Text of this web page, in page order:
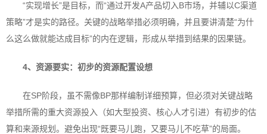
“实现增长”是目标，而“通过开发A产品切入B市场，并辅以C渠道
策略”才是实的路径。关键的战略举措必须明确，并且要讲清楚“为什
么这么做就能达成目标”的内在逻辑，形成从举措到结果的因果链。
4、 资源要实：初步的资源配置设想
在SP阶段，虽不需像BP那样编制详细预算，但必须对关键战略
举措所需的重大资源投入（如大型投资、核心人才引进）有初步的估
算和来源规划。避免出现“既要马儿跑，又要马儿不吃草”的局面。